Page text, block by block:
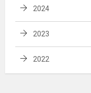
2024
2023
2022